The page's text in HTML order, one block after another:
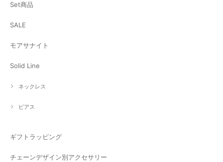
Set商品
SALE
モアサナイト
Solid Line
ネックレス
ピアス
ギフトラッピング
チェーンデザイン別アクセサリー